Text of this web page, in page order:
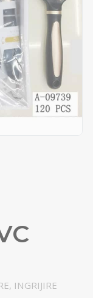
INGRIJIRE